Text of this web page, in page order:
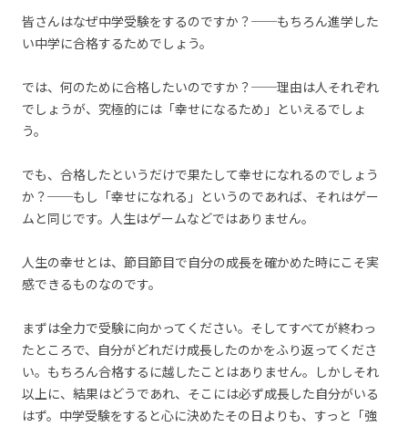
皆さんはなぜ中学受験をするのですか？──もちろん進学した
い中学に合格するためでしょう。
では、何のために合格したいのですか？──理由は人それぞれ
でしょうが、究極的には「幸せになるため」といえるでしょ
う。
でも、合格したというだけで果たして幸せになれるのでしょう
か？──もし「幸せになれる」というのであれば、それはゲー
ムと同じです。人生はゲームなどではありません。
人生の幸せとは、節目節目で自分の成長を確かめた時にこそ実
感できるものなのです。
まずは全力で受験に向かってください。そしてすべてが終わっ
たところで、自分がどれだけ成長したのかをふり返ってくださ
い。もちろん合格するに越したことはありません。しかしそれ
以上に、結果はどうであれ、そこには必ず成長した自分がいる
はず。中学受験をすると心に決めたその日よりも、すっと「強